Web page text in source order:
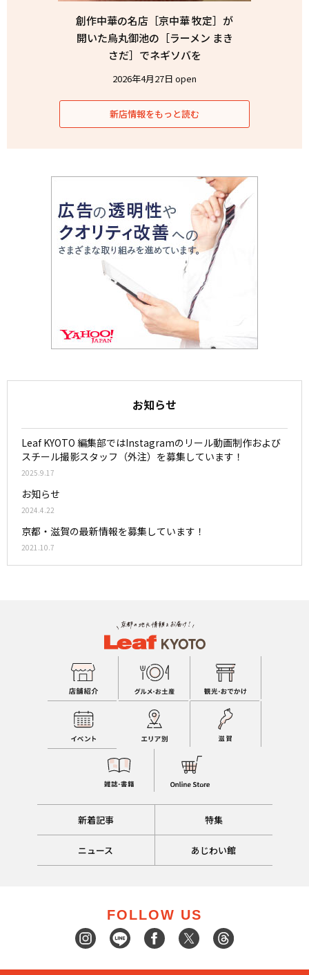
創作中華の名店［京中華 牧定］が
開いた烏丸御池の［ラーメン まき
さだ］でネギソバを
2026年4月27日 open
新店情報をもっと読む
お知らせ
Leaf KYOTO 編集部ではInstagramのリール動画制作および
スチール撮影スタッフ（外注）を募集しています！
2025.9.17
お知らせ
2024.4.22
京都・滋賀の最新情報を募集しています！
2021.10.7
新着記事 特集
ニュース あじわい館
FOLLOW US